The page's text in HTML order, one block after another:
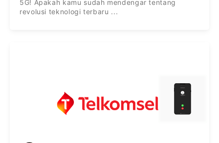
5G! Apakah kamu sudah mendengar tentang
revolusi teknologi terbaru ...